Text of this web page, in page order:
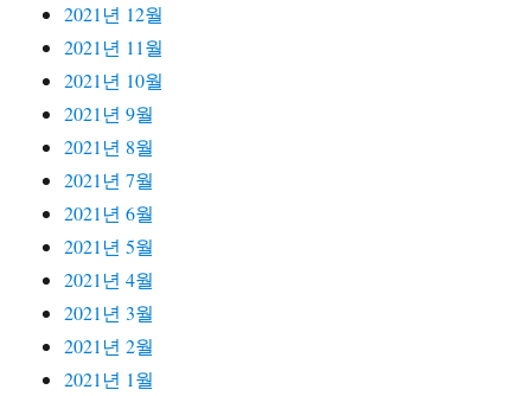
2021년 12월
2021년 11월
2021년 10월
2021년 9월
2021년 8월
2021년 7월
2021년 6월
2021년 5월
2021년 4월
2021년 3월
2021년 2월
2021년 1월